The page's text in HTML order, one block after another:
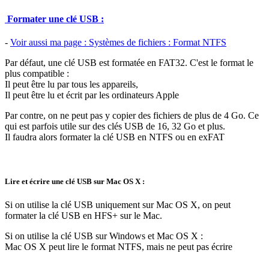
Formater une clé USB :
- Voir aussi ma page : Systèmes de fichiers : Format NTFS
Par défaut, une clé USB est formatée en FAT32. C'est le format le
plus compatible :
Il peut être lu par tous les appareils,
Il peut être lu et écrit par les ordinateurs Apple
Par contre, on ne peut pas y copier des fichiers de plus de 4 Go. Ce
qui est parfois utile sur des clés USB de 16, 32 Go et plus.
Il faudra alors formater la clé USB en NTFS ou en exFAT
Lire et écrire une clé USB sur Mac OS X :
Si on utilise la clé USB uniquement sur Mac OS X, on peut
formater la clé USB en HFS+ sur le Mac.
Si on utilise la clé USB sur Windows et Mac OS X :
Mac OS X peut lire le format NTFS, mais ne peut pas écrire